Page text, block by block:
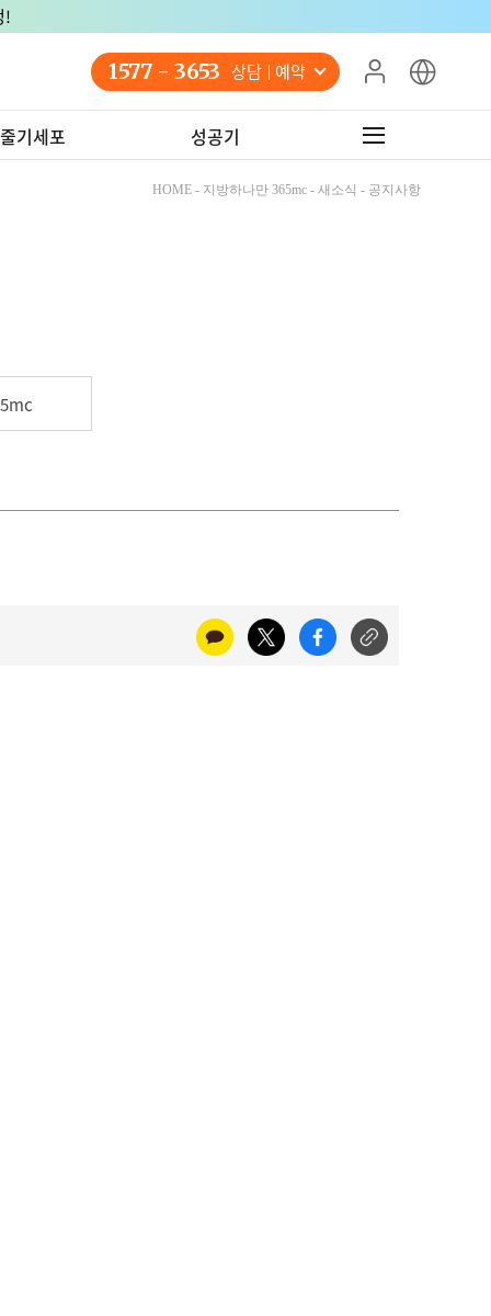
!
1577 - 3653 상담 예약
기세포 성공기
HOME - 지방하나만 365mc - 새소식 - 공지사항